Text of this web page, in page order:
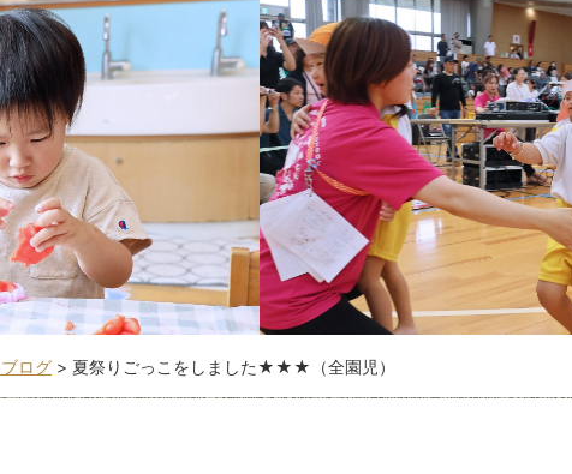
ログ > 夏祭りごっこをしました★★★（全園児）